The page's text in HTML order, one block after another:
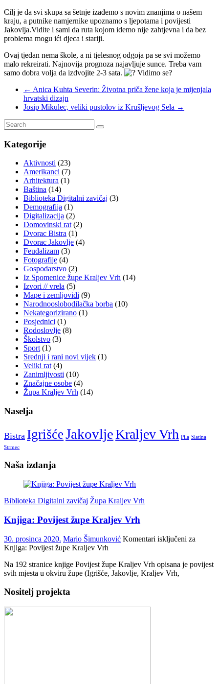
Cilj je da svi skupa sa šetnje izađemo s novim znanjima o našem
kraju, a putnike namjernike upoznamo s ljepotama i povijesti
Jakovlja.Vidite i sami da ruta kojom idemo nije zahtjevna i da bez
problema mogu ići djeca i stariji.
Ovaj tjedan nema škole, a ni tjelesnog odgoja pa se svi možemo
malo rekreirati. Najnovija prognoza najavljuje sunce. Treba vam
samo dobra volja da izdvojite 2-3 sata.
Vidimo se?
← Anica Kuhta Severin: Životna priča žene koja je mijenjala
hrvatski dizajn
Josip Mikulec, veliki pustolov iz Krušljevog Sela →
Kategorije
Aktivnosti (23)
Amerikanci (7)
Arhitektura (1)
Baština (14)
Biblioteka Digitalni zavičaj (3)
Demografija (1)
Digitalizacija (2)
Domovinski rat (2)
Dvorac Bistra (1)
Dvorac Jakovlje (4)
Feudalizam (3)
Fotografije (4)
Gospodarstvo (2)
Iz Spomenice župe Kraljev Vrh (14)
Izvori // vrela (5)
Mape i zemljovidi (9)
Narodnooslobodilačka borba (10)
Nekategorizirano (1)
Posjednici (1)
Rodoslovlje (8)
Školstvo (3)
Sport (1)
Srednji i rani novi vijek (1)
Veliki rat (4)
Zanimljivosti (10)
Značajne osobe (4)
Župa Kraljev Vrh (14)
Naselja
Bistra IgrišćeJakovljeKraljev Vrh Pila Slatina
Strmec
Naša izdanja
Biblioteka Digitalni zavičaj Župa Kraljev Vrh
Knjiga: Povijest župe Kraljev Vrh
30. prosinca 2020. Mario Šimunković Komentari isključeni za
Knjiga: Povijest župe Kraljev Vrh
Na 192 stranice knjige Povijest župe Kraljev Vrh opisana je povijest
svih mjesta u okviru župe (Igrišće, Jakovlje, Kraljev Vrh,
Nositelj projekta